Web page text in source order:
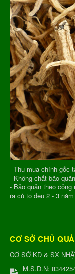
- Thu mua chính gốc
- Không chất bảo
- Bảo quản theo
ra củ to đều 2 - 3
CƠ SỞ CHỦ
CƠ SỞ KD & SX
M.S.D.N: